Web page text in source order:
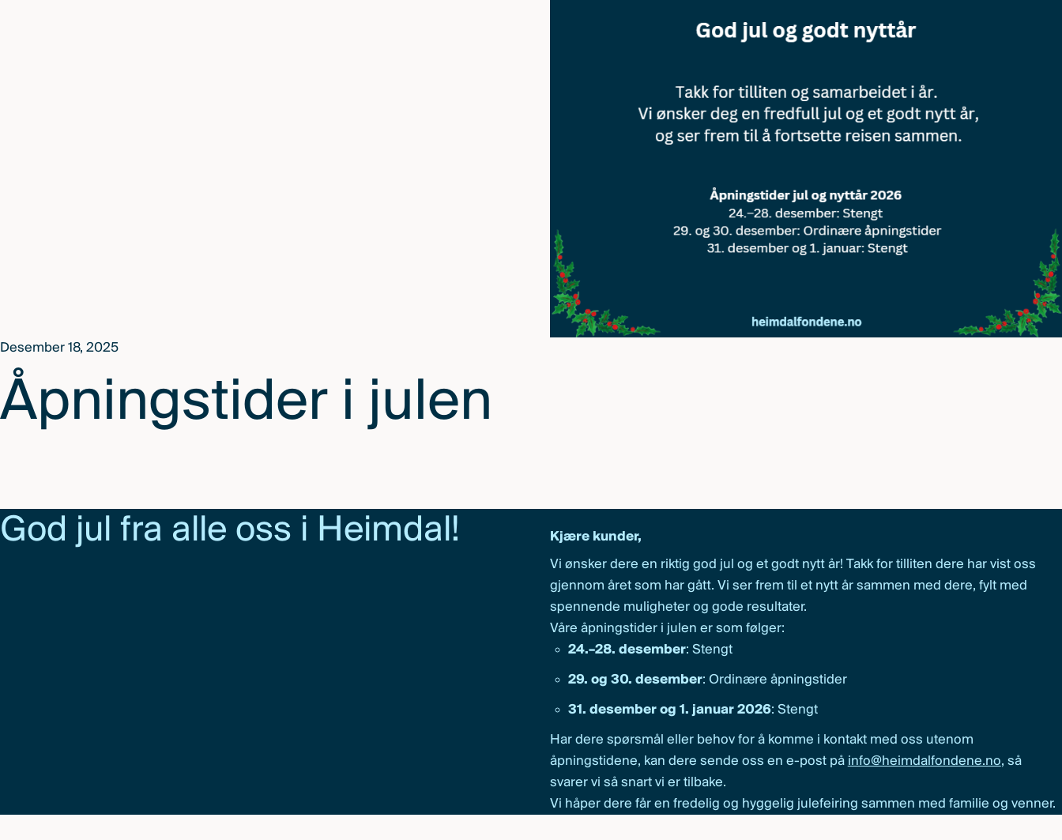
Desember 18, 2025
Åpningstider i julen
God jul fra alle oss i Heimdal!
Kjære kunder,
Vi ønsker dere en riktig god jul og et godt nytt år! Takk for tilliten dere har vist oss
gjennom året som har gått. Vi ser frem til et nytt år sammen med dere, fylt med
spennende muligheter og gode resultater.
Våre åpningstider i julen er som følger:
24.–28. desember: Stengt
29. og 30. desember: Ordinære åpningstider
31. desember og 1. januar 2026: Stengt
Har dere spørsmål eller behov for å komme i kontakt med oss utenom
åpningstidene, kan dere sende oss en e-post på info@heimdalfondene.no, så
svarer vi så snart vi er tilbake.
Vi håper dere får en fredelig og hyggelig julefeiring sammen med familie og venner.